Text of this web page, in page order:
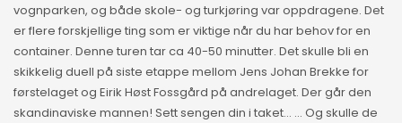
vognparken, og både skole- og turkjøring var oppdragene. Det
er flere forskjellige ting som er viktige når du har behov for en
container. Denne turen tar ca 40-50 minutter. Det skulle bli en
skikkelig duell på siste etappe mellom Jens Johan Brekke for
førstelaget og Eirik Høst Fossgård på andrelaget. Der går den
skandinaviske mannen! Sett sengen din i taket… … Og skulle de